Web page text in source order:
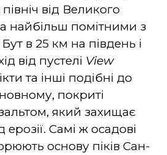
від Великого
найбільш помітними з
в 25 км на південь і
від пустелі View
та інші подібні до
покриті
який захищає
ерозії. Самі ж осадові
основу піків Сан-